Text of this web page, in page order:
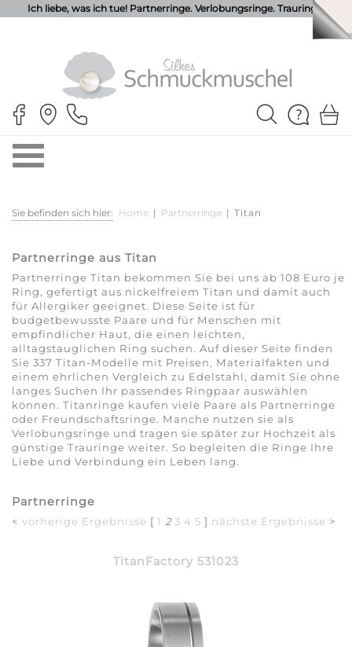
Ich liebe, was ich tue! Partnerringe. Verlobungsringe. Trauringe.
Sie befinden sich hier: Home | Partnerringe | Titan
Partnerringe aus Titan
Partnerringe Titan bekommen Sie bei uns ab 108 Euro je
Ring, gefertigt aus nickelfreiem Titan und damit auch
für Allergiker geeignet. Diese Seite ist für
budgetbewusste Paare und für Menschen mit
empfindlicher Haut, die einen leichten,
alltagstauglichen Ring suchen. Auf dieser Seite finden
Sie 337 Titan-Modelle mit Preisen, Materialfakten und
einem ehrlichen Vergleich zu Edelstahl, damit Sie ohne
langes Suchen Ihr passendes Ringpaar auswählen
können. Titanringe kaufen viele Paare als Partnerringe
oder Freundschaftsringe. Manche nutzen sie als
Verlobungsringe und tragen sie später zur Hochzeit als
günstige Trauringe weiter. So begleiten die Ringe Ihre
Liebe und Verbindung ein Leben lang.
Partnerringe
< vorherige Ergebnisse [ 1 2 3 4 5 ] nächste Ergebnisse >
TitanFactory 531023